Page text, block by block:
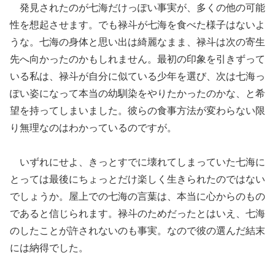
発見されたのが七海だけっぽい事実が、多くの他の可能
性を想起させます。でも禄斗が七海を食べた様子はないよ
うな。七海の身体と思い出は綺麗なまま、禄斗は次の寄生
先へ向かったのかもしれません。最初の印象を引きずって
いる私は、禄斗が自分に似ている少年を選び、次は七海っ
ぽい姿になって本当の幼馴染をやりたかったのかな、と希
望を持ってしまいました。彼らの食事方法が変わらない限
り無理なのはわかっているのですが。
いずれにせよ、きっとすでに壊れてしまっていた七海に
とっては最後にちょっとだけ楽しく生きられたのではない
でしょうか。屋上での七海の言葉は、本当に心からのもの
であると信じられます。禄斗のためだったとはいえ、七海
のしたことが許されないのも事実。なので彼の選んだ結末
には納得でした。